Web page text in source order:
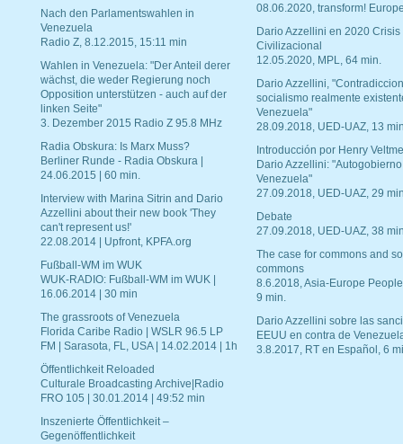
Nach den Parlamentswahlen in
Venezuela
Radio Z, 8.12.2015, 15:11 min
Wahlen in Venezuela: "Der Anteil derer
wächst, die weder Regierung noch
Opposition unterstützen - auch auf der
linken Seite"
3. Dezember 2015 Radio Z 95.8 MHz
Radia Obskura: Is Marx Muss?
Berliner Runde - Radia Obskura |
24.06.2015 | 60 min.
Interview with Marina Sitrin and Dario
Azzellini about their new book 'They
can't represent us!'
22.08.2014 | Upfront, KPFA.org
Fußball-WM im WUK
WUK-RADIO: Fußball-WM im WUK |
16.06.2014 | 30 min
The grassroots of Venezuela
Florida Caribe Radio | WSLR 96.5 LP
FM | Sarasota, FL, USA | 14.02.2014 | 1h
Öffentlichkeit Reloaded
Culturale Broadcasting Archive|Radio
FRO 105 | 30.01.2014 | 49:52 min
Inszenierte Öffentlichkeit –
Gegenöffentlichkeit
08.06.2020, transform!
Dario Azzellini en 2020 Crisis
Civilizacional
12.05.2020, MPL, 64 min.
Dario Azzellini,
socialismo realmente
Venezuela"
28.09.2018, UED-UAZ, 13
Introducción por Henry
Dario Azzellini:
Venezuela"
27.09.2018, UED-UAZ, 29
Debate
27.09.2018, UED-UAZ, 38
The case for commons and
commons
8.6.2018, Asia-Europe
9 min.
Dario Azzellini sobre las
EEUU en contra de
3.8.2017, RT en Español, 6